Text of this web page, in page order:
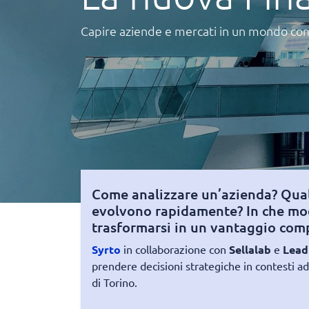
Capire aziende e mercati in un mondo
Come analizzare un’azienda?
evolvono rapidamente? In che
trasformarsi in un vantaggio
Syrto in collaborazione con Sellalab e
prendere decisioni strategiche in contesti
di Torino.